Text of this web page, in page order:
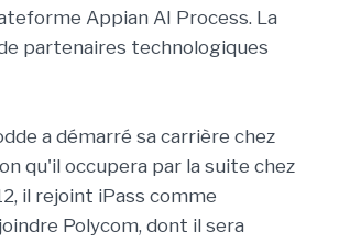
Appian AI Process. La
partenaires technologiques
a démarré sa carrière chez
qu'il occupera par la suite chez
il rejoint iPass comme
Polycom, dont il sera